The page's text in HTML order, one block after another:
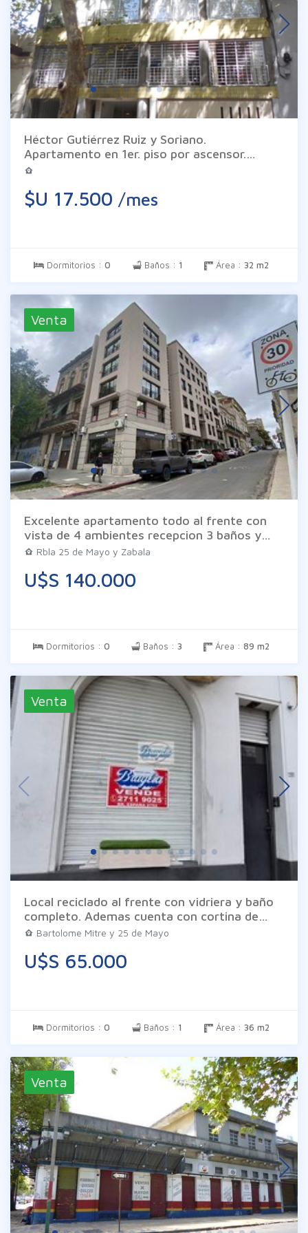
Braglia de todo tipo de responsabilidad.
Héctor Gutiérrez Ruiz y Soriano.
Apartamento en 1er. piso por ascensor.
Ambiente de 22 m2, cocina definida equipada
completo y balcón. El edificio cuenta con
servicio de portería. Gastos comunes $
$U 17.500 /mes
Dormitorios : 0 Baños : 1 Área :32 m2
Venta
Excelente apartamento todo al frente con
vista de 4 ambientes recepcion 3 baños y
cocina. El edificio cuenta con vigilancia. Las
pueden diferir de la realidad. Los datos son
proporcionados por el propietario en
Rbla 25 de Mayo y Zabala
U$S 140.000
Dormitorios : 0 Baños : 3 Área :89 m2
Venta
Local reciclado al frente con vidriera y baño
completo. Ademas cuenta con cortina de
enrollar. Las imágenes son meramente
datos son proporcionados por el propietario
en consecuencia exime a Inm. Braglia de todo
Bartolome Mitre y 25 de Mayo
U$S 65.000
Dormitorios :0 Baños : 1 Área : 36 m2
Venta